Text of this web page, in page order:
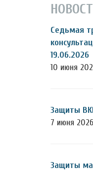
Седьмая
19.06.2026
10 июня
Защиты
7 июня 2026
Защиты